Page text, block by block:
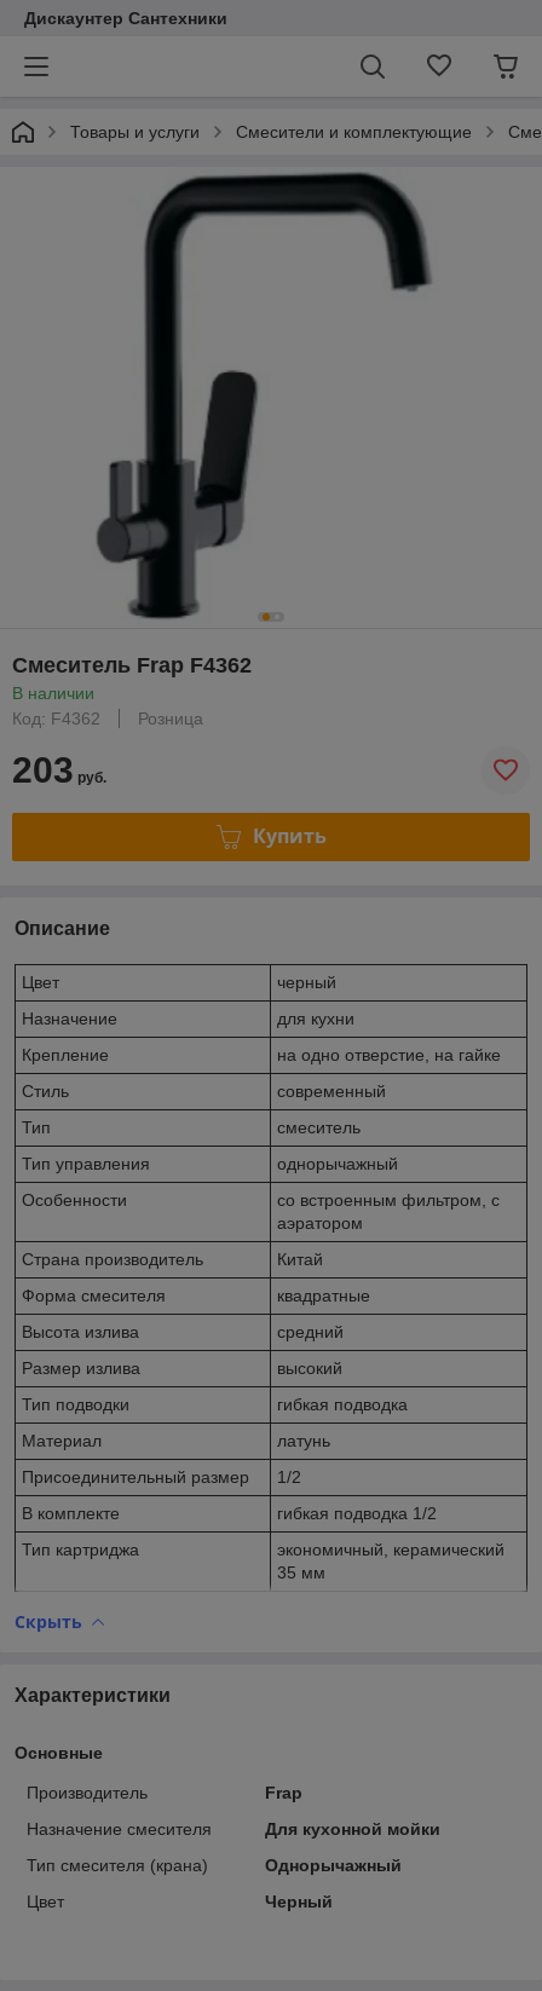
Дискаунтер Сантехники
Товары и услуги Смесители и комплектующие
Смеситель Frap F4362
В наличии
Код: F4362
Розница
203 руб.
Купить
Описание
Цвет
черный
Назначение
для кухни
Крепление
на одно отверстие, на гайке
Стиль
современный
Тип
смеситель
Тип управления
однорычажный
Особенности
со встроенным фильтром, с
аэратором
Страна производитель
Китай
Форма смесителя
квадратные
Высота излива
средний
Размер излива
высокий
Тип подводки
гибкая подводка
Материал
латунь
Присоединительный размер
1/2
В комплекте
гибкая подводка 1/2
Тип картриджа
экономичный, керамический
35 мм
Скрыть
Характеристики
Основные
Производитель
Frap
Назначение смесителя
Для кухонной мойки
Тип смесителя (крана)
Однорычажный
Цвет
Черный